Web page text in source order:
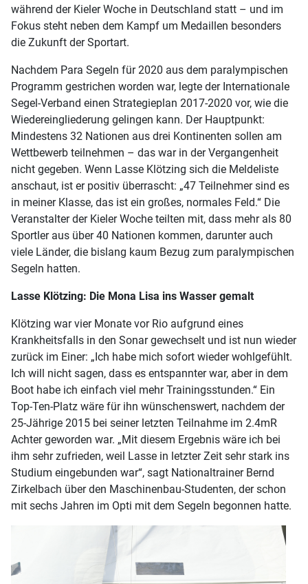
während der Kieler Woche in Deutschland statt – und im
Fokus steht neben dem Kampf um Medaillen besonders
die Zukunft der Sportart.
Nachdem Para Segeln für 2020 aus dem paralympischen
Programm gestrichen worden war, legte der Internationale
Segel-Verband einen Strategieplan 2017-2020 vor, wie die
Wiedereingliederung gelingen kann. Der Hauptpunkt:
Mindestens 32 Nationen aus drei Kontinenten sollen am
Wettbewerb teilnehmen – das war in der Vergangenheit
nicht gegeben. Wenn Lasse Klötzing sich die Meldeliste
anschaut, ist er positiv überrascht: „47 Teilnehmer sind es
in meiner Klasse, das ist ein großes, normales Feld.“ Die
Veranstalter der Kieler Woche teilten mit, dass mehr als 80
Sportler aus über 40 Nationen kommen, darunter auch
viele Länder, die bislang kaum Bezug zum paralympischen
Segeln hatten.
Lasse Klötzing: Die Mona Lisa ins Wasser gemalt
Klötzing war vier Monate vor Rio aufgrund eines
Krankheitsfalls in den Sonar gewechselt und ist nun wieder
zurück im Einer: „Ich habe mich sofort wieder wohlgefühlt.
Ich will nicht sagen, dass es entspannter war, aber in dem
Boot habe ich einfach viel mehr Trainingsstunden.“ Ein
Top-Ten-Platz wäre für ihn wünschenswert, nachdem der
25-Jährige 2015 bei seiner letzten Teilnahme im 2.4mR
Achter geworden war. „Mit diesem Ergebnis wäre ich bei
ihm sehr zufrieden, weil Lasse in letzter Zeit sehr stark ins
Studium eingebunden war“, sagt Nationaltrainer Bernd
Zirkelbach über den Maschinenbau-Studenten, der schon
mit sechs Jahren im Opti mit dem Segeln begonnen hatte.